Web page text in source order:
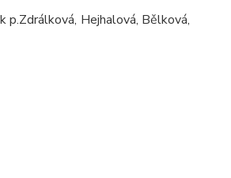
p.Zdrálková, Hejhalová, Bělková,